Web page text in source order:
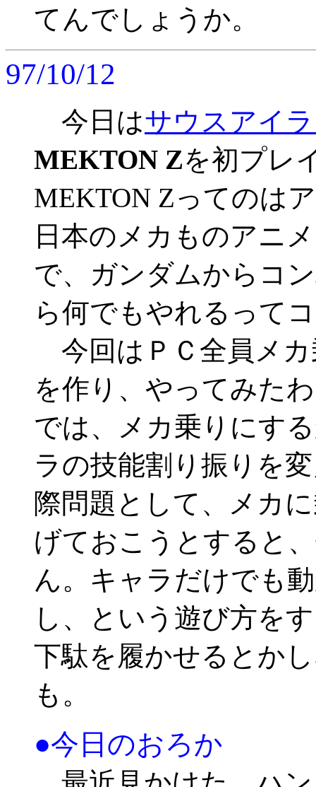
てんでしょうか。
97/10/12
今日はサウスアイ
MEKTON Zを初プレ
MEKTON Zってのは
日本のメカものアニ
で、ガンダムからコ
ら何でもやれるって
今回はＰＣ全員メ
を作り、やってみた
では、メカ乗りにす
ラの技能割り振りを
際問題として、メカ
げておこうとすると
ん。キャラだけでも
し、という遊び方を
下駄を履かせるとか
も。
●今日のおろか